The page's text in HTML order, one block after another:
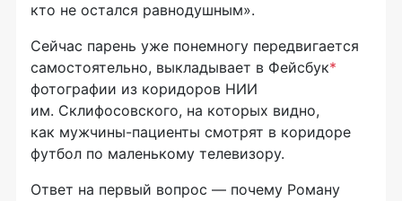
кто не остался равнодушным».
Сейчас парень уже понемногу передвигается
самостоятельно, выкладывает в Фейсбук*
фотографии из коридоров НИИ
им. Склифосовского, на которых видно,
как мужчины-пациенты смотрят в коридоре
футбол по маленькому телевизору.
Ответ на первый вопрос — почему Роману